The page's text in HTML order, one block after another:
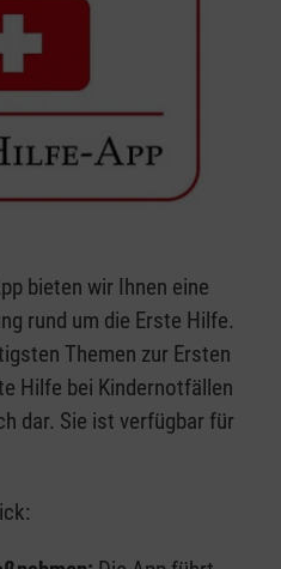
bieten wir Ihnen eine
rund um die Erste Hilfe.
Themen zur Ersten
Hilfe bei Kindernotfällen
dar. Sie ist verfügbar für